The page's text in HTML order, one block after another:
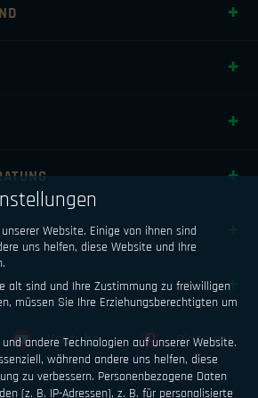
Youtube Pinterest
Website. Einige von ihnen sind
uns helfen, diese Website und Ihre
alt sind und Ihre Zustimmung zu freiwilligen
müssen Sie Ihre Erziehungsberechtigten um
andere Technologien auf unserer Website.
während andere uns helfen, diese
zu verbessern. Personenbezogene Daten
(z. B. IP-Adressen), z. B. für personalisierte